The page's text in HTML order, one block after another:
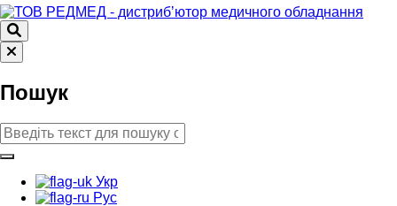
Пошук
Укр
Рус